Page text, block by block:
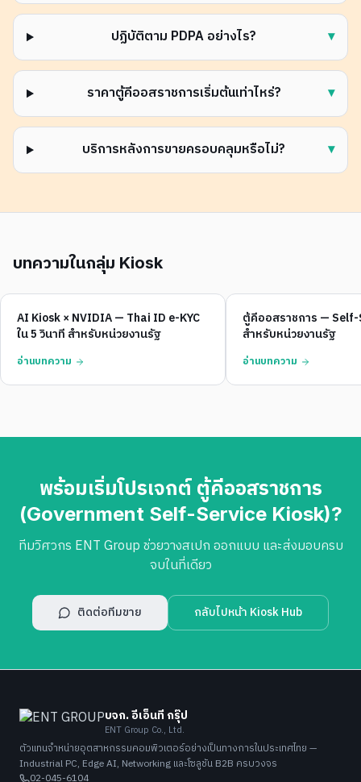
ปฏิบัติตาม PDPA อย่างไร? ▾
ราคาตู้คีออสราชการเริ่มต้นเท่าไหร่? ▾
บริการหลังการขายครอบคลุมหรือไม่? ▾
บทความในกลุ่ม Kiosk
AI Kiosk × NVIDIA — Thai ID e-KYC
ใน 5 วินาที สำหรับหน่วยงานรัฐ
อ่านบทความ
ตู้คีออสราชการ —
สำหรับหน่วยงานรัฐ
อ่านบทความ
พร้อมเริ่มโปรเจกต์ ตู้คีออสราชการ
(Government Self-Service Kiosk)?
ทีมวิศวกร ENT Group ช่วยวางสเปก ออกแบบ และส่งมอบครบ
จบในที่เดียว
ติดต่อทีมขาย กลับไปหน้า Kiosk Hub
บจก. อีเอ็นที กรุ๊ป
ENT Group Co., Ltd.
ตัวแทนจำหน่ายอุตสาหกรรมคอมพิวเตอร์อย่างเป็นทางการในประเทศไทย —
Industrial PC, Edge AI, Networking และโซลูชัน B2B ครบวงจร
02-045-6104